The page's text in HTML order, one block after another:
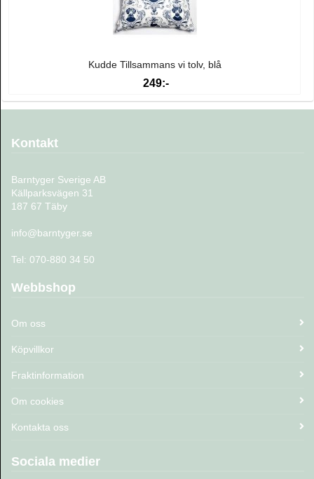
Kudde Tillsammans vi tolv, blå
249:-
Kontakt
Barntyger Sverige AB
Källparksvägen 31
187 67 Täby
info@barntyger.se
Tel: 070-880 34 50
Webbshop
Om oss
Köpvillkor
Fraktinformation
Om cookies
Kontakta oss
Sociala medier